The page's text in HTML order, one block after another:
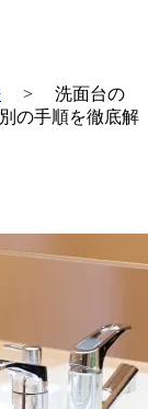
> 洗面台の
の手順を徹底解